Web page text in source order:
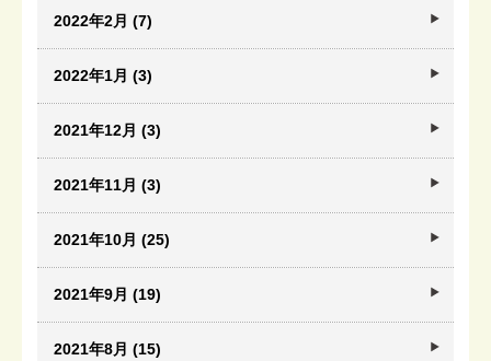
2022年2月 (7)
2022年1月 (3)
2021年12月 (3)
2021年11月 (3)
2021年10月 (25)
2021年9月 (19)
2021年8月 (15)